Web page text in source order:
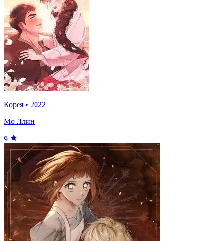
Корея • 2022
Мо Ллин
9